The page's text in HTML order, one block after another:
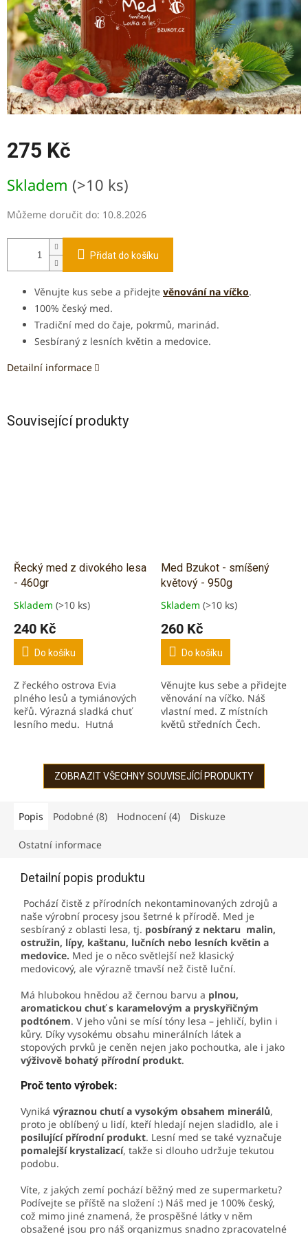
275 Kč
cena:
Skladem (>10 ks)
Můžeme doručit do: 10.8.2026
Přidat do košíku
Věnujte kus sebe a přidejte věnování na víčko.
100% český med.
Tradiční med do čaje, pokrmů, marinád.
Sesbíraný z lesních květin a medovice.
Detailní informace
Související produkty
Řecký med z divokého lesa
- 460gr
Průměrné
produktu
5,0
5
hvězdiček.
Skladem (>10 ks)
240 Kč
Do košíku
Z řeckého ostrova Evia
plného lesů a tymiánových
keřů. Výrazná sladká chuť
lesního medu. Hutná
bohatá autentická vůně.
Med Bzukot - smíšený
květový - 950g
Průměrné
produktu
5,0
5
hvězdiček.
Skladem (>10 ks)
260 Kč
Do košíku
Věnujte kus sebe a přidejte
věnování na víčko. Náš
vlastní med. Z místních
květů středních Čech.
plná chuť.
ZOBRAZIT VŠECHNY SOUVISEJÍCÍ PRODUKTY
Popis Podobné (8) Hodnocení (4) Diskuze
Ostatní informace
Detailní popis produktu
Pochází čistě z přírodních nekontaminovaných zdrojů a
naše výrobní procesy jsou šetrné k přírodě. Med je
sesbíraný z oblasti lesa, tj. posbíraný z nektaru malin,
ostružin, lípy, kaštanu, lučních nebo lesních květin a
medovice. Med je o něco světlejší než klasický
medovicový, ale výrazně tmavší než čistě luční.
Má hlubokou hnědou až černou barvu a plnou,
aromatickou chuť s karamelovým a pryskyřičným
podtónem. V jeho vůni se mísí tóny lesa – jehličí, bylin i
kůry. Díky vysokému obsahu minerálních látek a
stopových prvků je ceněn nejen jako pochoutka, ale i jako
výživově bohatý přírodní produkt.
Proč tento výrobek:
Vyniká výraznou chutí a vysokým obsahem minerálů,
proto je oblíbený u lidí, kteří hledají nejen sladidlo, ale i
posilující přírodní produkt. Lesní med se také vyznačuje
pomalejší krystalizací, takže si dlouho udržuje tekutou
podobu.
Víte, z jakých zemí pochází běžný med ze supermarketu?
Podívejte se příště na složení :) Náš med je 100% český,
což mimo jiné znamená, že prospěšné látky v něm
obsažené jsou pro náš organizmus snadno zpracovatelné